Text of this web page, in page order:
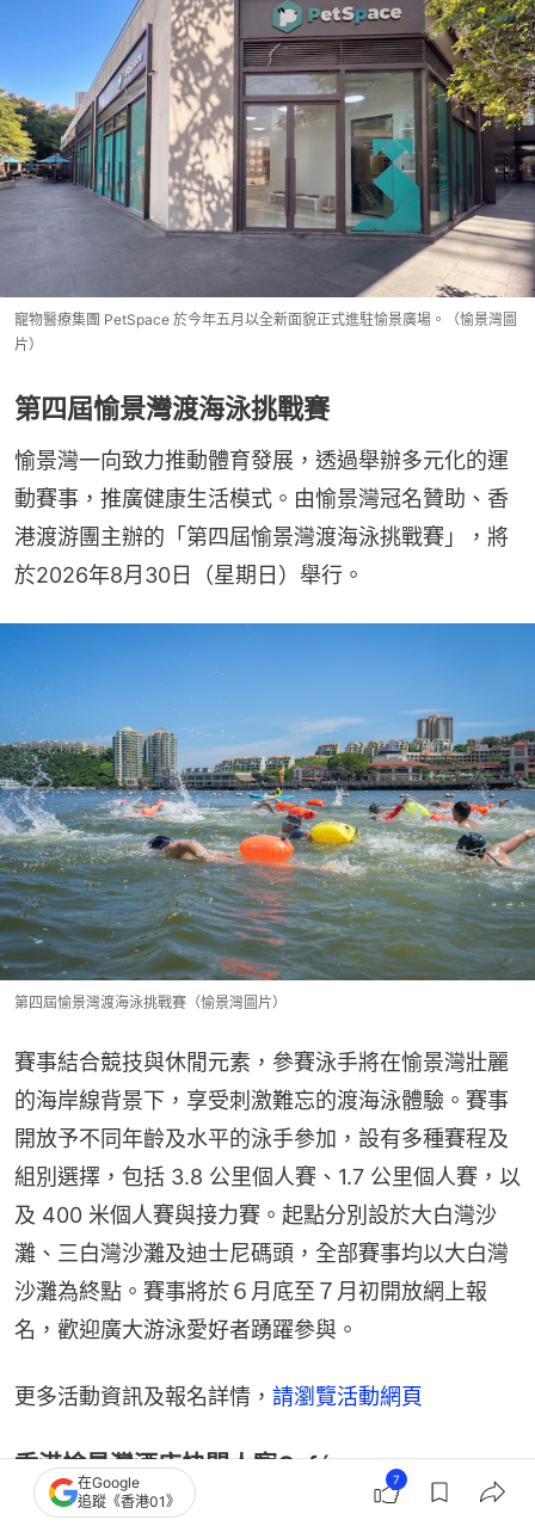
寵物醫療集團 PetSpace 於今年五月以全新面貌正式進駐愉景廣場。（愉景灣圖
片）
第四屆愉景灣渡海泳挑戰賽
愉景灣一向致力推動體育發展，透過舉辦多元化的運
動賽事，推廣健康生活模式。由愉景灣冠名贊助、香
港渡游團主辦的「第四屆愉景灣渡海泳挑戰賽」，將
於2026年8月30日（星期日）舉行。
第四屆愉景灣渡海泳挑戰賽（愉景灣圖片）
賽事結合競技與休閒元素，參賽泳手將在愉景灣壯麗
的海岸線背景下，享受刺激難忘的渡海泳體驗。賽事
開放予不同年齡及水平的泳手參加，設有多種賽程及
組別選擇，包括 3.8 公里個人賽、1.7 公里個人賽，以
及 400 米個人賽與接力賽。起點分別設於大白灣沙
灘、三白灣沙灘及迪士尼碼頭，全部賽事均以大白灣
沙灘為終點。賽事將於６月底至７月初開放網上報
名，歡迎廣大游泳愛好者踴躍參與。
更多活動資訊及報名詳情， 請瀏覽活動網頁
香港愉景灣酒店快閃人寵Café
今個夏天，香港愉景灣酒店誠意呈獻全新升級版「海
在Google
追蹤《香港01》
7